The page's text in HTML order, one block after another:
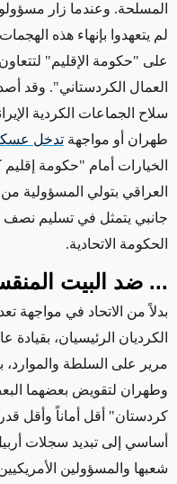
المسلحة. وعندما زار
لم يتعهدوا بإنهاء هذه
على "حكومة الإقليم"
العمال الكردستاني". وقد
سلاح الجماعات الكردية
طهران أو مواجهة تدخل
الخيارات أمام "حكومة
العراقي بتولي المسؤولية من
جانبي يتمثل في تسليم نصف
الحكومة الاتحادية.
... ضد البيت
بدلاً من الاتحاد في مواجهة
الكرديان الرئيسيان،
مرير على السلطة والموارد،
وطهران لتقويض بعضهما
كردستان" أقل أماناً وأقل
أساسي إلى تبديد سجلات
شعبها والمسؤولين